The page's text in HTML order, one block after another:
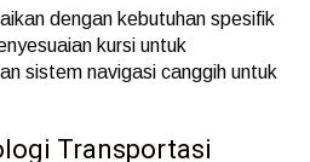
dengan kebutuhan spesifik
kursi untuk
sistem navigasi canggih untuk
Transportasi